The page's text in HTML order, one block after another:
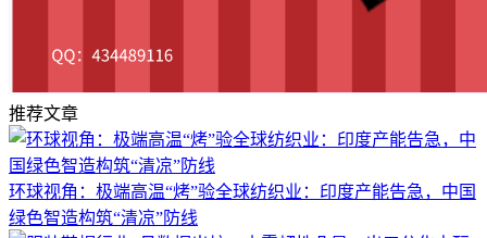
推荐文章
环球视角：极端高温“烤”验全球纺织业：印度产能告急，中国
绿色智造构筑“清凉”防线